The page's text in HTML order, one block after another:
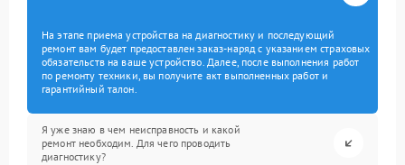
На этапе приема устройства на диагностику и последующий
ремонт вам будет предоставлен заказ-наряд с указанием страховых
обязательств на ваше устройство. Далее, после выполнения работ
по ремонту техники, вы получите акт выполненных работ и
гарантийный талон.
Я уже знаю в чем неисправность и какой
ремонт необходим. Для чего проводить
диагностику?